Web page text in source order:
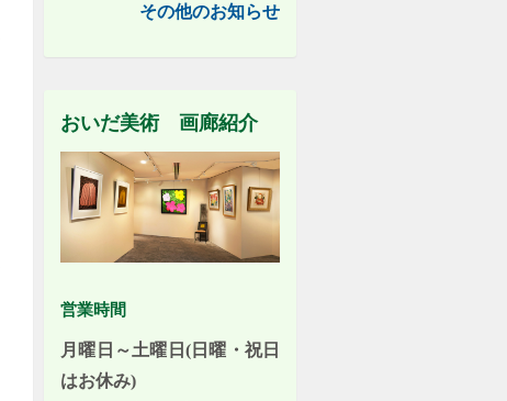
その他のお知らせ
おいだ美術 画廊紹介
営業時間
月曜日～土曜日(日曜・祝日
はお休み)